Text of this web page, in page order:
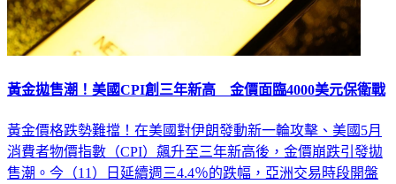
黃金拋售潮！美國CPI創三年新高 金價面臨4000美元保衛戰
黃金價格跌勢難擋！在美國對伊朗發動新一輪攻擊、美國5月
消費者物價指數（CPI）飆升至三年新高後，金價崩跌引發拋
售潮。今（11）日延續週三4.4％的跌幅，亞洲交易時段開盤